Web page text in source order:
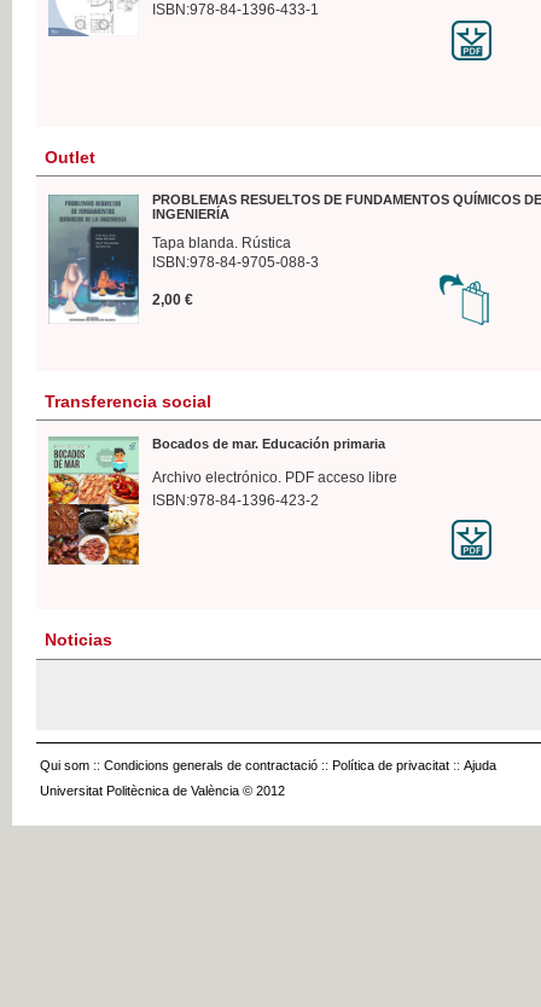
ISBN:978-84-1396-433-1
Outlet
PROBLEMAS RESUELTOS DE FUNDAMENTOS QUÍMICOS
INGENIERÍA
Tapa blanda. Rústica
ISBN:978-84-9705-088-3
2,00 €
Transferencia social
Bocados de mar. Educación primaria
Archivo electrónico. PDF acceso libre
ISBN:978-84-1396-423-2
Noticias
Qui som :: Condicions generals de contractació :: Política de privacitat :: Ajuda
Universitat Politècnica de València © 2012